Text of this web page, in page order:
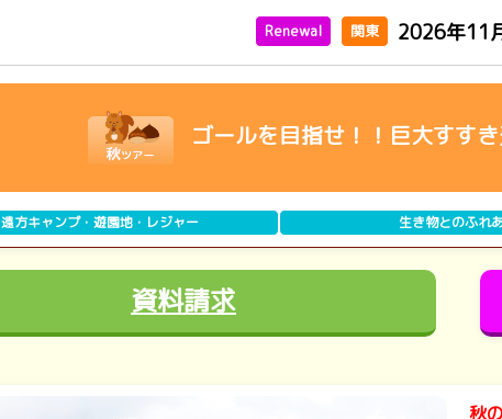
Renewal 関東 2026年11
ゴールを目指せ！！巨大すす
遠方キャンプ・遊園地・レジャー 生き物とのふれ
資料請求
秋